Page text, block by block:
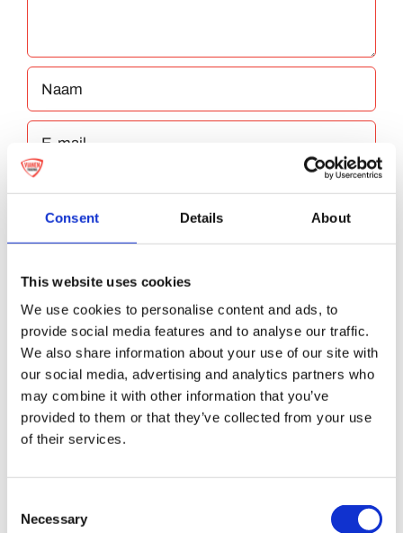
Consent Details About
This website uses cookies
We use cookies to personalise content and ads, to
provide social media features and to analyse our traffic.
We also share information about your use of our site with
our social media, advertising and analytics partners who
may combine it with other information that you’ve
provided to them or that they’ve collected from your use
of their services.
Selection
Necessary
in deze browser voor de volgende keer dat ik
reageer.